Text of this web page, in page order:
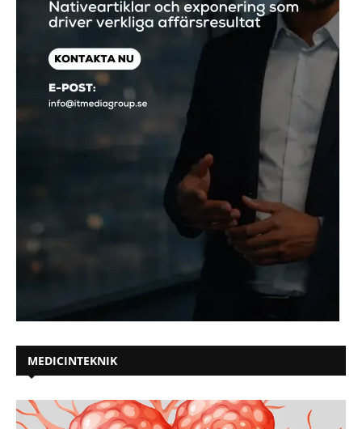
MEDICINTEKNIK